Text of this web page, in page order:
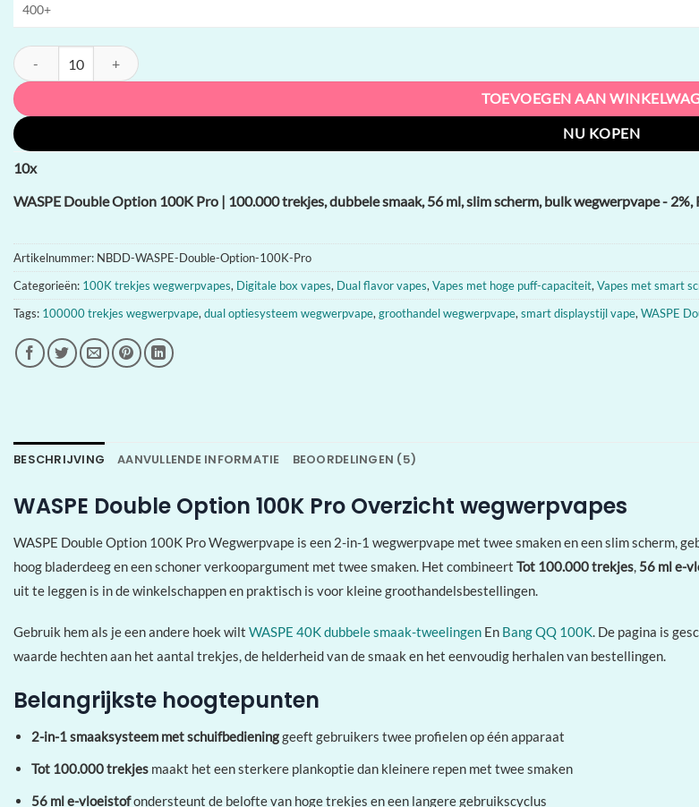
400+
WASPE Double Option 100K Pro | 100.000 trekjes, dubbele smaak, 56 ml, slim scherm, bulk wegwerpvape aantal
TOEVOEGEN AAN
NU KOPEN
10x
WASPE Double Option 100K Pro | 100.000 trekjes, dubbele smaak, 56 ml, slim scherm, bulk wegwerpvape -
Artikelnummer: NBDD-WASPE-Double-Option-100K-Pro
Categorieën: 100K trekjes wegwerpvapes, Digitale box vapes, Dual flavor vapes, Vapes met hoge puff-capaciteit, Vapes met smart
Tags: 100000 trekjes wegwerpvape, dual optiesysteem wegwerpvape, groothandel wegwerpvape, smart displaystijl vape, WASPE
BESCHRIJVING AANVULLENDE INFORMATIE BEOORDELINGEN (5)
WASPE Double Option 100K Pro Overzicht wegwerpvapes
WASPE Double Option 100K Pro Wegwerpvape is een 2-in-1 wegwerpvape met twee smaken en een slim scherm,
hoog bladerdeeg en een schoner verkoopargument met twee smaken. Het combineert Tot 100.000 trekjes, 56 ml e-
uit te leggen is in de winkelschappen en praktisch is voor kleine groothandelsbestellingen.
Gebruik hem als je een andere hoek wilt WASPE 40K dubbele smaak-tweelingen En Bang QQ 100K. De pagina is
waarde hechten aan het aantal trekjes, de helderheid van de smaak en het eenvoudig herhalen van bestellingen.
Belangrijkste hoogtepunten
2-in-1 smaaksysteem met schuifbedieninggeeft gebruikers twee profielen op één apparaat
Tot 100.000 trekjesmaakt het een sterkere plankoptie dan kleinere repen met twee smaken
56 ml e-vloeistofondersteunt de belofte van hoge trekjes en een langere gebruikscyclus